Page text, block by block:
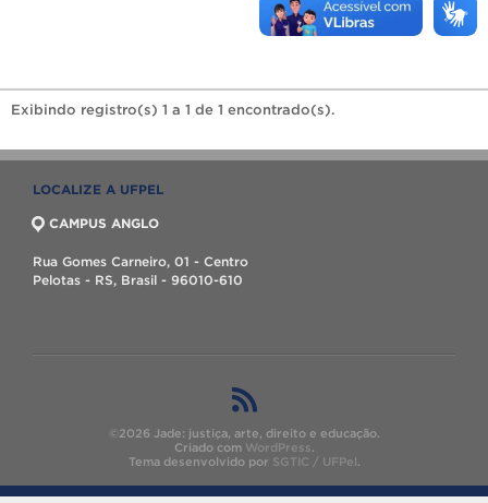
Exibindo registro(s) 1 a 1 de 1 encontrado(s).
LOCALIZE A UFPEL
CAMPUS ANGLO
Rua Gomes Carneiro, 01 - Centro
Pelotas - RS, Brasil - 96010-610
©2026 Jade: justiça, arte, direito e educação.
Criado com WordPress.
Tema desenvolvido por SGTIC / UFPel.